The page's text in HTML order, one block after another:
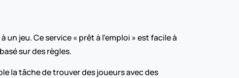
jeu. Ce service « prêt à l'emploi » est facile à
sur des règles.
la tâche de trouver des joueurs avec des